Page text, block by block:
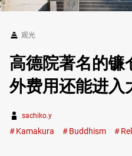
观光
高德院著名的
外费用还能进入
sachiko.y
Kamakura Buddhism